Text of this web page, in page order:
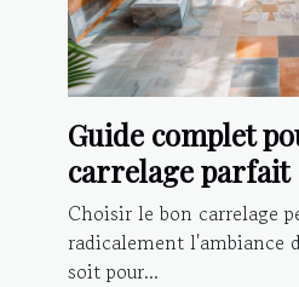
Guide complet
carrelage parfait
conseils
Choisir le bon carrelage
radicalement l'ambiance
soit pour...